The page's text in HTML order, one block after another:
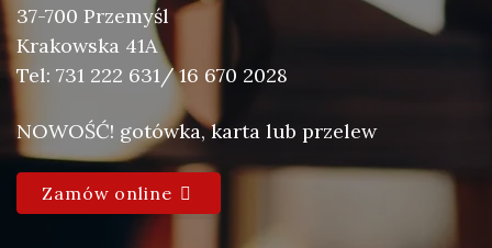
37-700 Przemyśl
Krakowska 41A
Tel: 731 222 631/ 16 670 2028
NOWOŚĆ! gotówka, karta lub przelew
Zamów online